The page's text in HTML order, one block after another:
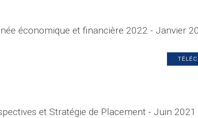
économique et financière 2022 - Janvier
et Stratégie de Placement - Juin 2021